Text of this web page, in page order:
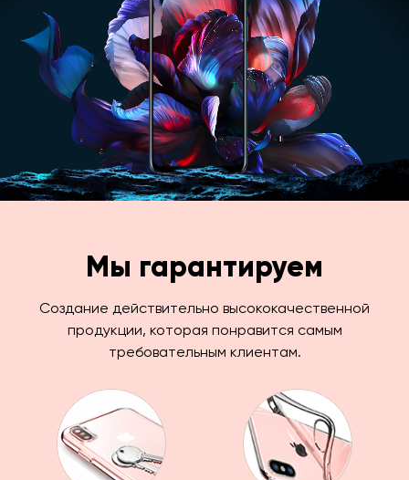
Мы гарантируем
Создание действительно высококачественной
продукции, которая понравится самым
требовательным клиентам.